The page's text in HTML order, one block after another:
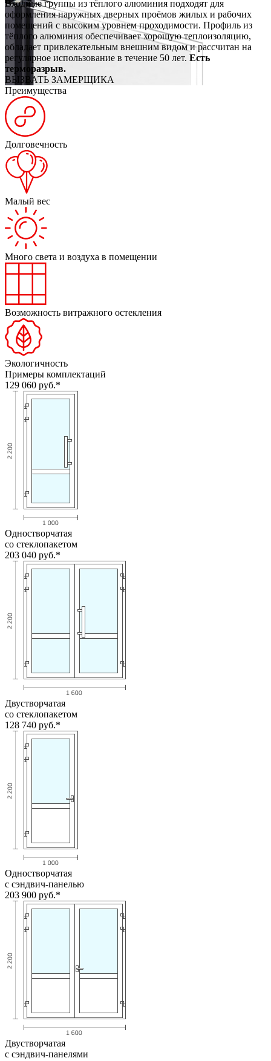
Входные группы из тёплого алюминия подходят для
оформления наружных дверных проёмов жилых и рабочих
помещений с высоким уровнем проходимости. Профиль из
тёплого алюминия обеспечивает хорошую теплоизоляцию,
обладает привлекательным внешним видом и рассчитан на
регулярное использование в течение 50 лет. Есть
терморазрыв.
ВЫЗВАТЬ ЗАМЕРЩИКА
Преимущества
Долговечность
Малый вес
Много света и воздуха в помещении
Возможность витражного остекления
Экологичность
Примеры комплектаций
129 060 руб.*
Одностворчатая
со стеклопакетом
203 040 руб.*
Двустворчатая
со стеклопакетом
128 740 руб.*
Одностворчатая
с сэндвич-панелью
203 900 руб.*
Двустворчатая
с сэндвич-панелями